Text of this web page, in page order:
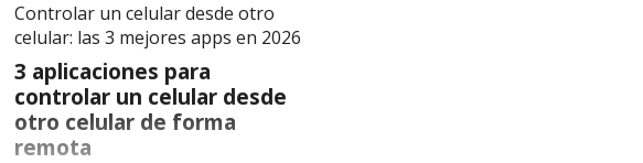
Controlar un celular desde otro
celular: las 3 mejores apps en 2026
3 aplicaciones para
controlar un celular desde
otro celular de forma
remota